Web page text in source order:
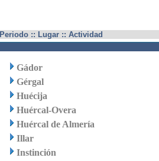
Periodo :: Lugar :: Actividad
Gádor
Gérgal
Huécija
Huércal-Overa
Huércal de Almería
Illar
Instinción